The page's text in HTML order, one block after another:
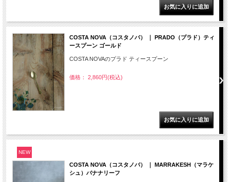
COSTA NOVA（コスタノバ） ｜ PRADO（プラド）ティ
ースプーン ゴールド
COSTA NOVAのプラド ティースプーン
価格： 2,860円(税込)
NEW
COSTA NOVA（コスタノバ） ｜ MARRAKESH（マラケ
シュ）バナナリーフ